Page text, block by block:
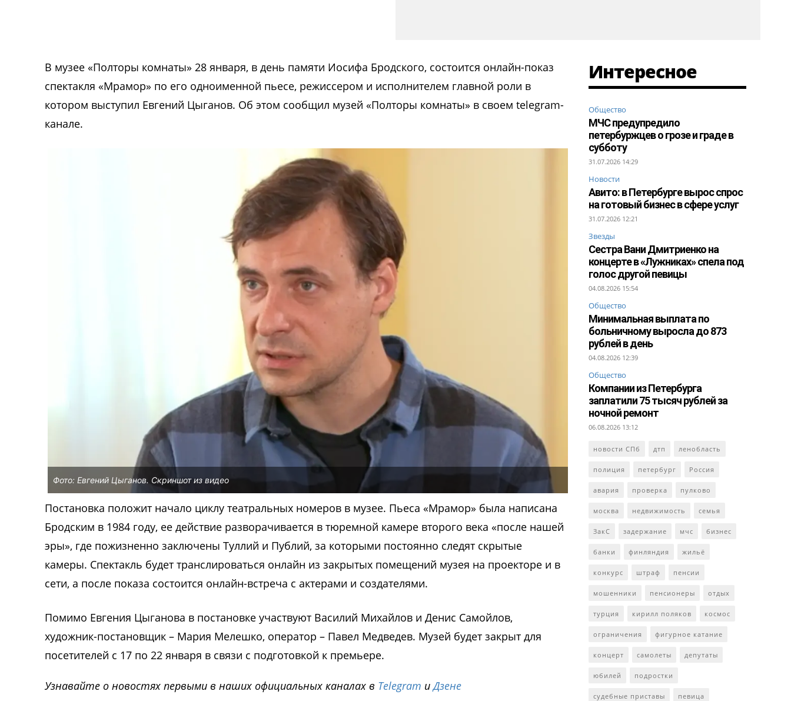
В музее «Полторы комнаты» 28 января, в день памяти Иосифа Бродского, состоится онлайн-показ
спектакля «Мрамор» по его одноименной пьесе, режиссером и исполнителем главной роли в
котором выступил Евгений Цыганов. Об этом сообщил музей «Полторы комнаты» в своем telegram-
канале.
Фото: Евгений Цыганов. Скриншот из видео
Постановка положит начало циклу театральных номеров в музее. Пьеса «Мрамор» была написана
Бродским в 1984 году, ее действие разворачивается в тюремной камере второго века «после нашей
эры», где пожизненно заключены Туллий и Публий, за которыми постоянно следят скрытые
камеры. Спектакль будет транслироваться онлайн из закрытых помещений музея на проекторе и в
сети, а после показа состоится онлайн-встреча с актерами и создателями.
Помимо Евгения Цыганова в постановке участвуют Василий Михайлов и Денис Самойлов,
художник-постановщик – Мария Мелешко, оператор – Павел Медведев. Музей будет закрыт для
посетителей с 17 по 22 января в связи с подготовкой к премьере.
Узнавайте о новостях первыми в наших официальных каналах в Telegram иДзене
Интересное
Общество
МЧС предупредило
петербуржцев о грозе и граде в
субботу
31.07.2026 14:29
Новости
Авито: в Петербурге вырос спрос
на готовый бизнес в сфере услуг
31.07.2026 12:21
Звезды
Сестра Вани Дмитриенко на
концерте в «Лужниках» спела под
голос другой певицы
04.08.2026 15:54
Общество
Минимальная выплата по
больничному выросла до 873
рублей в день
04.08.2026 12:39
Общество
Компании из Петербурга
заплатили 75 тысяч рублей за
ночной ремонт
06.08.2026 13:12
новости СПб дтп ленобласть
полиция петербург Россия
авария проверка пулково
москва недвижимость семья
ЗакС задержание мчс бизнес
банки финляндия жильё
конкурс штраф пенсии
мошенники пенсионеры отдых
турция кирилл поляков космос
ограничения фигурное катание
концерт самолеты депутаты
юбилей подростки
судебные приставы певица